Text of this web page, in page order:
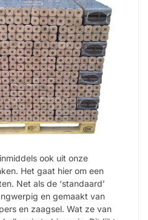
ook uit onze
Het gaat hier om een
Net als de ‘standaard’
en gemaakt van
en zaagsel. Wat ze van